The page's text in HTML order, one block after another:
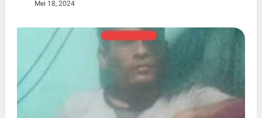
Mei 18, 2024